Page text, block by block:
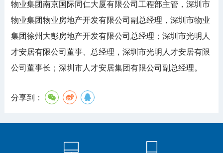
物业集团南京国际同仁大厦有限公司工程部主管，深圳市
物业集团物业房地产开发有限公司副总经理，深圳市物业
集团徐州大彭房地产开发有限公司总经理；深圳市光明人
才安居有限公司董事、总经理，深圳市光明人才安居有限
公司董事长；深圳市人才安居集团有限公司副总经理。
分享到：